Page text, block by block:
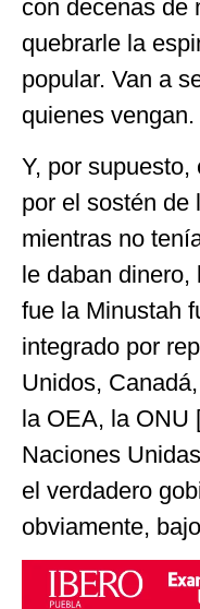
con decenas de
quebrarle la
popular. Van a
quienes vengan.
Y, por
por el sostén de
mientras no
le daban
fue la Minustah
integrado por
Unidos,
la OEA, la ONU
Naciones
el verdadero
obviamente,